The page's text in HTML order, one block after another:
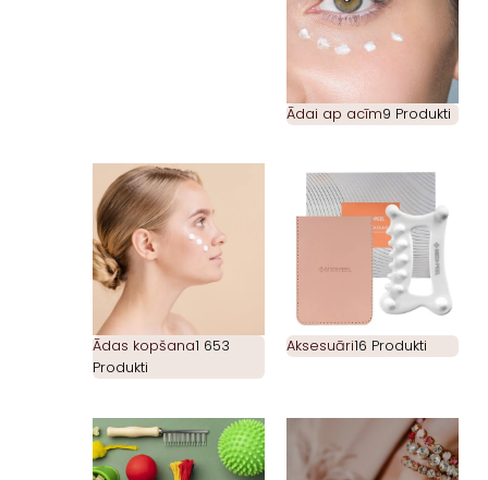
Ādai ap acīm9 Produkti
Ādas kopšana1 653
Produkti
Aksesuāri16 Produkti